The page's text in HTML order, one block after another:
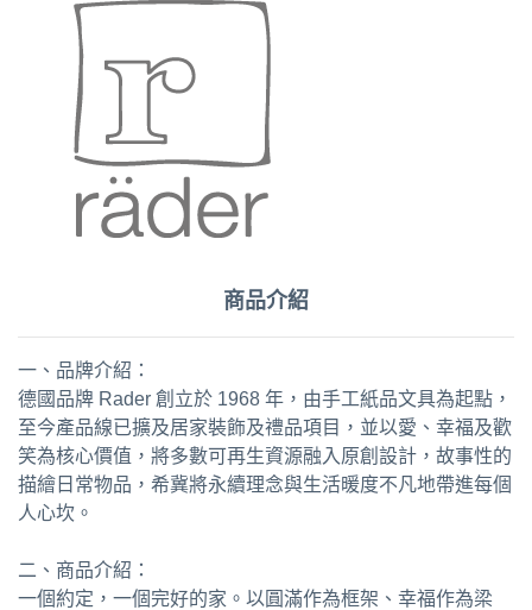
商品介紹
一、品牌介紹：
德國品牌 Rader 創立於 1968 年，由手工紙品文具為起點，
至今產品線已擴及居家裝飾及禮品項目，並以愛、幸福及歡
笑為核心價值，將多數可再生資源融入原創設計，故事性的
描繪日常物品，希冀將永續理念與生活暖度不凡地帶進每個
人心坎。
二、商品介紹：
一個約定，一個完好的家。以圓滿作為框架、幸福作為梁